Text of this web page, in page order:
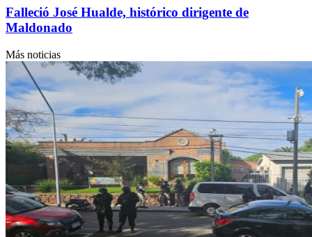
Falleció José Hualde, histórico dirigente de
Maldonado
Más noticias